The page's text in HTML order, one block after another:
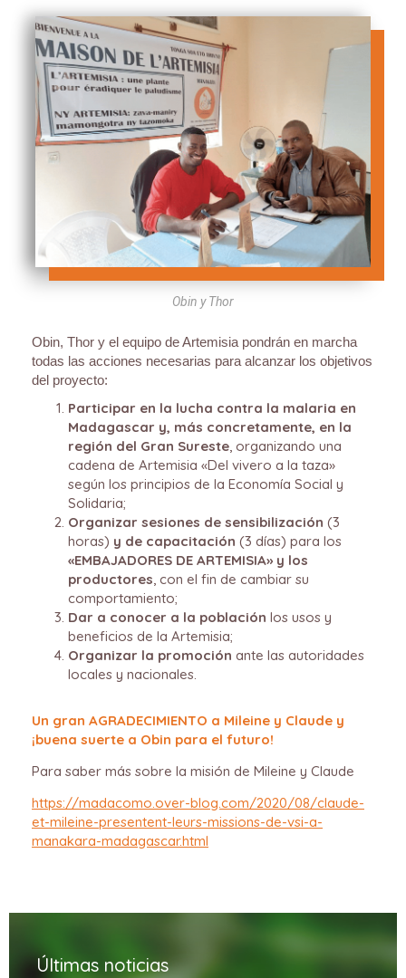
Obin y Thor
Obin, Thor y el equipo de Artemisia pondrán en marcha
todas las acciones necesarias para alcanzar los objetivos
del proyecto:
Participar en la lucha contra la malaria en
Madagascar y, más concretamente, en la
región del Gran Sureste, organizando una
cadena de Artemisia «Del vivero a la taza»
según los principios de la Economía Social y
Solidaria;
Organizar sesiones de sensibilización (3
horas) y de capacitación (3 días) para los
«EMBAJADORES DE ARTEMISIA» y los
productores, con el fin de cambiar su
comportamiento;
Dar a conocer a la población los usos y
beneficios de la Artemisia;
Organizar la promoción ante las autoridades
locales y nacionales.
Un gran AGRADECIMIENTO a Mileine y Claude y
¡buena suerte a Obin para el futuro!
Para saber más sobre la misión de Mileine y Claude
https://madacomo.over-blog.com/2020/08/claude-
et-mileine-presentent-leurs-missions-de-vsi-a-
manakara-madagascar.html
Últimas noticias